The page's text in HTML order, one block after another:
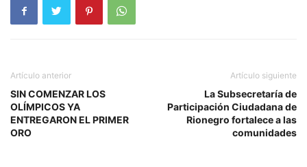
Artículo anterior
SIN COMENZAR LOS
OLÍMPICOS YA
ENTREGARON EL PRIMER
ORO
Artículo siguiente
La Subsecretaría de
Participación Ciudadana de
Rionegro fortalece a las
comunidades